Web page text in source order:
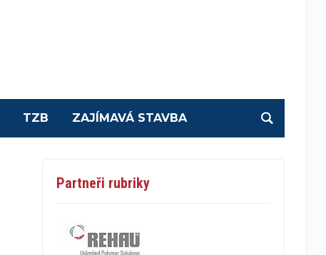
TZB ZAJÍMAVÁ STAVBA
Partneři rubriky